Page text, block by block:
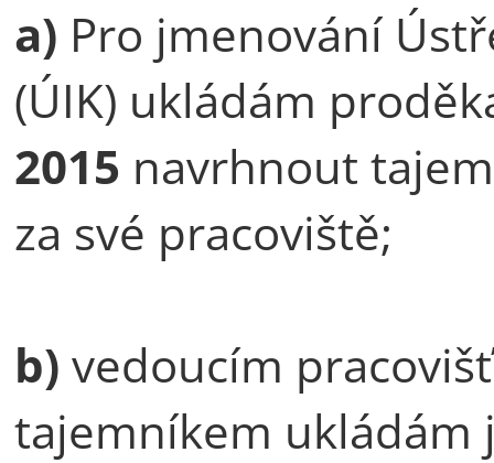
a) Pro jmenování
(ÚIK) ukládám
2015 navrhnout
za své pracoviště;
b) vedoucím
tajemníkem ukládám